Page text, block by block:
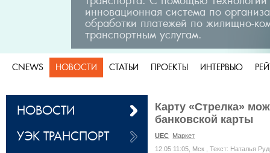
инновационная система по
обработки платежей по жилищно-
транспортным услугам.
CNEWS НОВОСТИ СТАТЬИ ПРОЕКТЫ ИНТЕРВЬЮ
Карту «Стрелка»
банковской карты
UEC Маркет
12.05 11:05, Мск , Текст: Наталья
НОВОСТИ
УЭК ТРАНСПОРТ